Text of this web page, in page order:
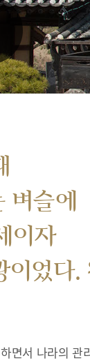
벼슬에
이자
이었다.
면서 나라의